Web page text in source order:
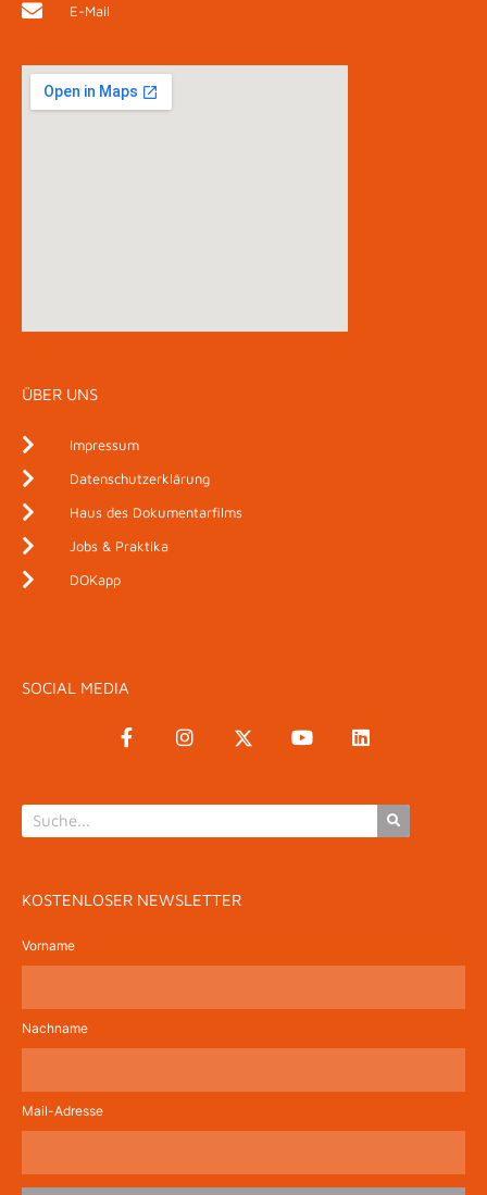
E-Mail
ÜBER UNS
Impressum
Datenschutzerklärung
Haus des Dokumentarfilms
Jobs & Praktika
DOKapp
SOCIAL MEDIA
KOSTENLOSER NEWSLETTER
Vorname
Nachname
Mail-Adresse